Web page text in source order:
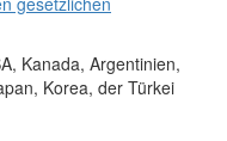
Kanada, Argentinien,
Korea, der Türkei